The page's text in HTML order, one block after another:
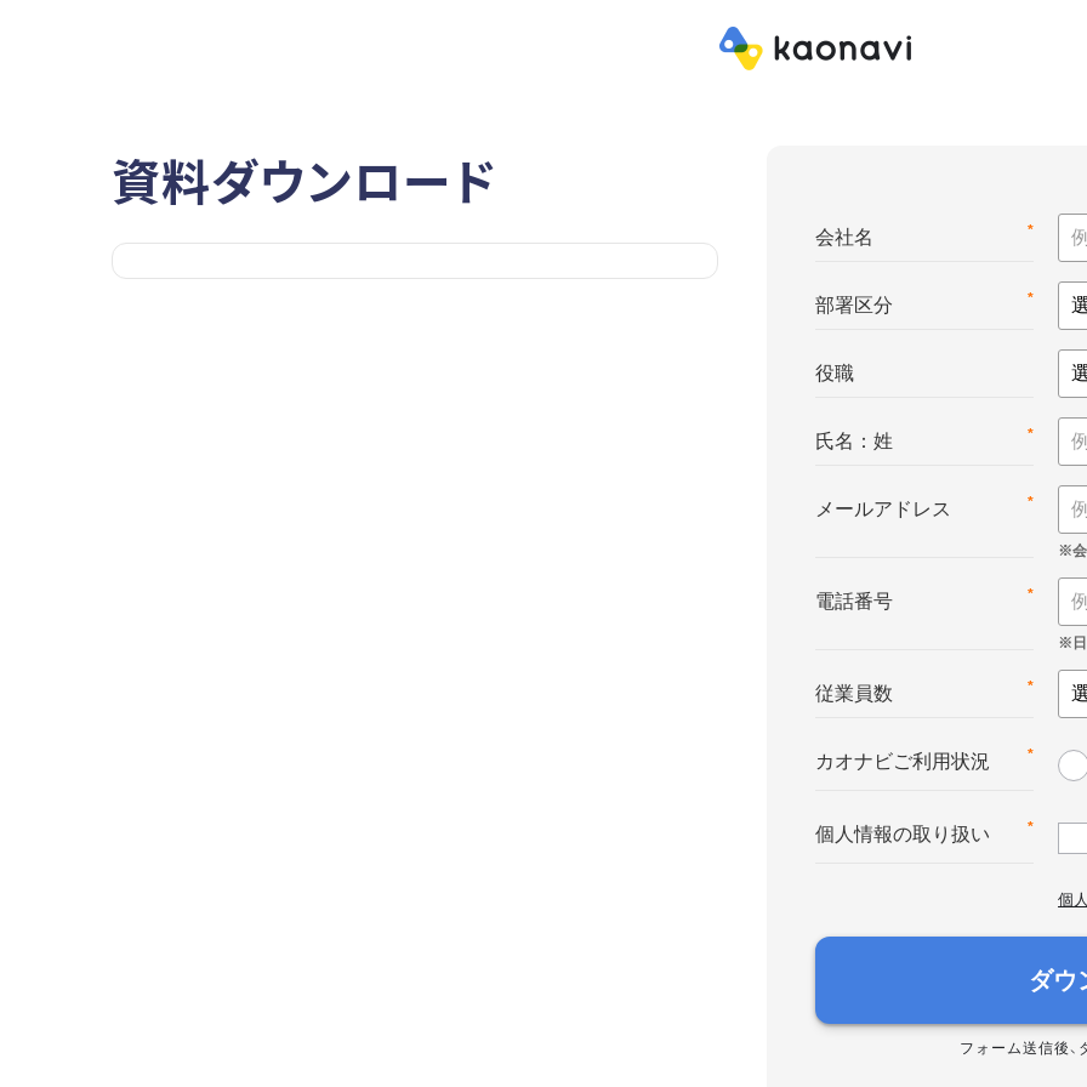
資料ダウンロード
*
会社名
*
部署区分
役職
*
氏名：姓
*
メールアドレス
*
電話番号
*
従業員数
*
カオナビご利用状況
*
個人情報の取り扱い
個
ダウ
フォーム送信後